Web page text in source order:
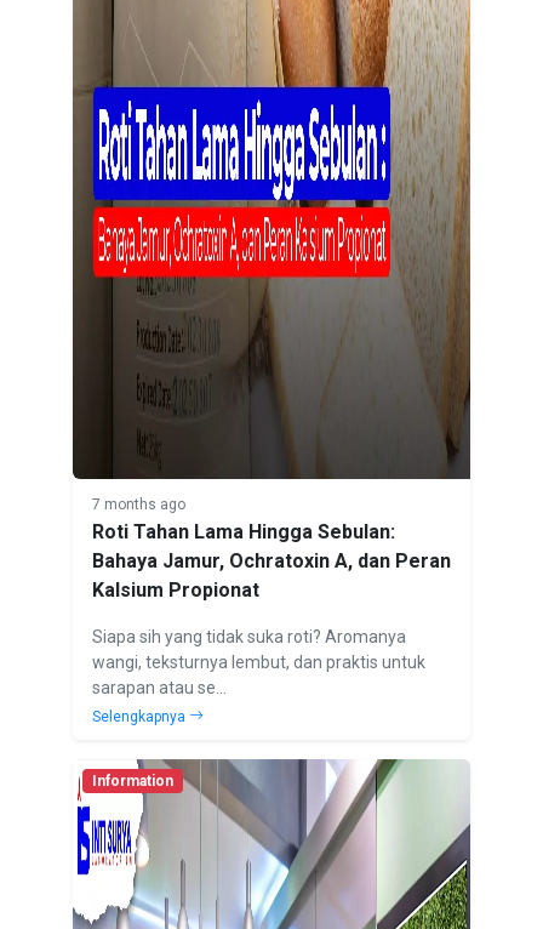
7 months ago
Roti Tahan Lama Hingga Sebulan:
Bahaya Jamur, Ochratoxin A, dan Peran
Kalsium Propionat
Siapa sih yang tidak suka roti? Aromanya
wangi, teksturnya lembut, dan praktis untuk
sarapan atau se...
Selengkapnya
Information